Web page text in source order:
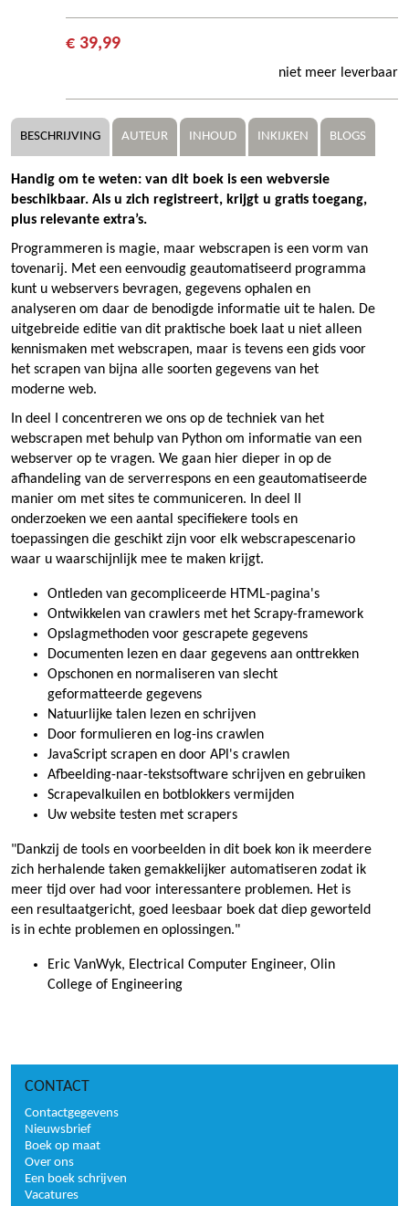
€ 39,99
niet meer leverbaar
BESCHRIJVING AUTEUR INHOUD INKIJKEN BLOGS
Handig om te weten: van dit boek is een webversie
beschikbaar. Als u zich registreert, krijgt u gratis toegang,
plus relevante extra’s.
Programmeren is magie, maar webscrapen is een vorm van
tovenarij. Met een eenvoudig geautomatiseerd programma
kunt u webservers bevragen, gegevens ophalen en
analyseren om daar de benodigde informatie uit te halen. De
uitgebreide editie van dit praktische boek laat u niet alleen
kennismaken met webscrapen, maar is tevens een gids voor
het scrapen van bijna alle soorten gegevens van het
moderne web.
In deel I concentreren we ons op de techniek van het
webscrapen met behulp van Python om informatie van een
webserver op te vragen. We gaan hier dieper in op de
afhandeling van de serverrespons en een geautomatiseerde
manier om met sites te communiceren. In deel II
onderzoeken we een aantal specifiekere tools en
toepassingen die geschikt zijn voor elk webscrapescenario
waar u waarschijnlijk mee te maken krijgt.
Ontleden van gecompliceerde HTML-pagina's
Ontwikkelen van crawlers met het Scrapy-framework
Opslagmethoden voor gescrapete gegevens
Documenten lezen en daar gegevens aan onttrekken
Opschonen en normaliseren van slecht
geformatteerde gegevens
Natuurlijke talen lezen en schrijven
Door formulieren en log-ins crawlen
JavaScript scrapen en door APl's crawlen
Afbeelding-naar-tekstsoftware schrijven en gebruiken
Scrapevalkuilen en botblokkers vermijden
Uw website testen met scrapers
"Dankzij de tools en voorbeelden in dit boek kon ik meerdere
zich herhalende taken gemakkelijker automatiseren zodat ik
meer tijd over had voor interessantere problemen. Het is
een resultaatgericht, goed leesbaar boek dat diep geworteld
is in echte problemen en oplossingen."
Eric VanWyk, Electrical Computer Engineer, Olin
College of Engineering
CONTACT
Contactgegevens
Nieuwsbrief
Boek op maat
Over ons
Een boek schrijven
Vacatures